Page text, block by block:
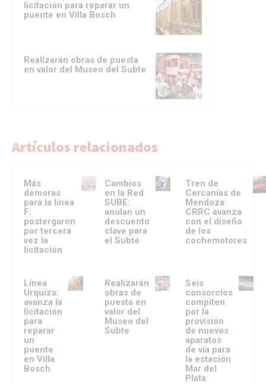
licitación para reparar un
puente en Villa Bosch
Realizarán obras de puesta
en valor del Museo del Subte
Artículos relacionados
Más
demoras
para la línea
F:
postergaron
por tercera
vez la
licitación
Cambios
en la Red
SUBE:
anulan un
descuento
clave para
el Subte
Tren de
Cercanías de
Mendoza:
CRRC avanza
con el diseño
de los
cochemotores
Línea
Urquiza:
avanza la
licitación
para
reparar
un
puente
en Villa
Bosch
Realizarán
obras de
puesta en
valor del
Museo del
Subte
Seis
consorcios
compiten
por la
provisión
de nuevos
aparatos
de vía para
la estación
Mar del
Plata